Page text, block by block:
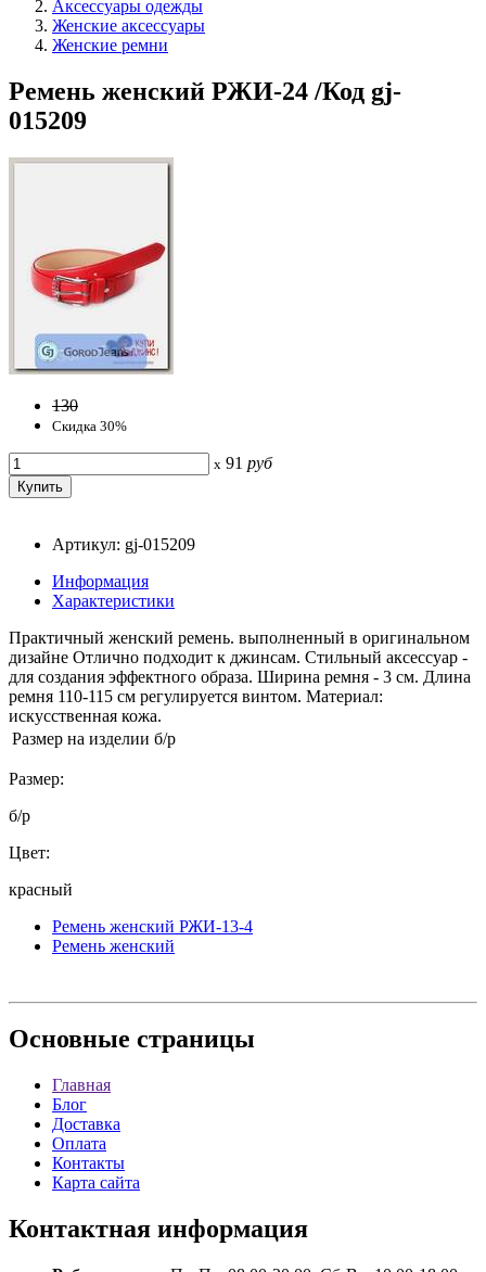
Аксессуары одежды
Женские аксессуары
Женские ремни
Ремень женский РЖИ-24 /Код gj-
015209
130
Скидка 30%
x 91 руб
Артикул: gj-015209
Информация
Характеристики
Практичный женский ремень. выполненный в оригинальном
дизайне Отлично подходит к джинсам. Стильный аксессуар -
для создания эффектного образа. Ширина ремня - 3 см. Длина
ремня 110-115 см регулируется винтом. Материал:
искусственная кожа.
Размер на изделии б/р
Размер:
б/р
Цвет:
красный
Ремень женский РЖИ-13-4
Ремень женский
Основные страницы
Главная
Блог
Доставка
Оплата
Контакты
Карта сайта
Контактная информация